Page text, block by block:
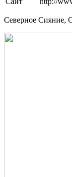
Северное Сияние,